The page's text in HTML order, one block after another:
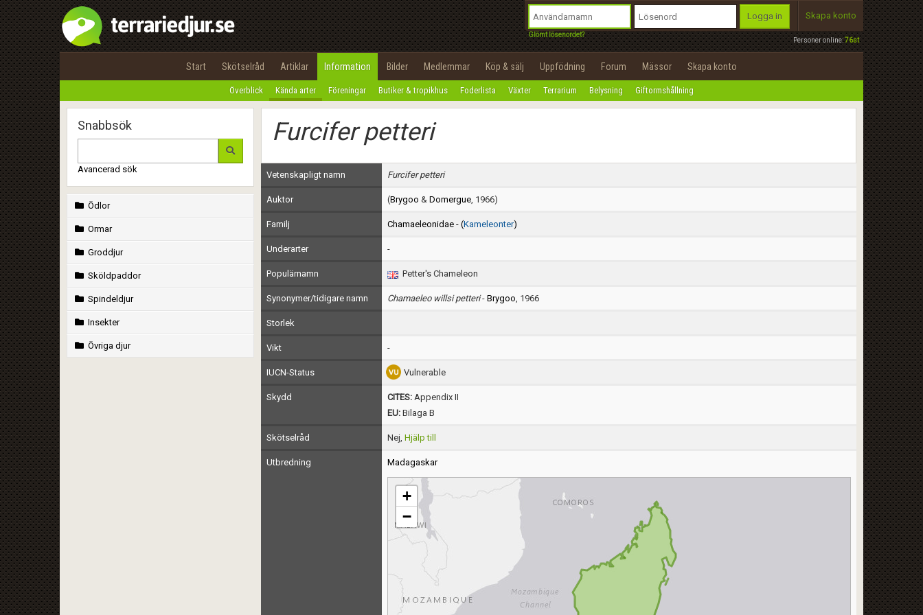
Personer online:76st
Logga in
Glömt lösenordet?
Skapa konto
Start Skötselråd Artiklar Information Bilder Medlemmar Köp & sälj Uppfödning Forum Mässor Skapa konto
Överblick Kända arter Föreningar Butiker & tropikhus Foderlista Växter Terrarium Belysning Giftormshållning
Snabbsök
Avancerad sök
Ödlor
Ormar
Groddjur
Sköldpaddor
Spindeldjur
Insekter
Övriga djur
Furcifer petteri
Vetenskapligt namn Furcifer petteri
Auktor (Brygoo & Domergue, 1966)
Familj Chamaeleonidae - (Kameleonter)
Underarter -
Populärnamn Petter's Chameleon
Synonymer/tidigare namn Chamaeleo willsi petteri- Brygoo, 1966
Storlek
Vikt -
IUCN-Status Vulnerable
Skydd CITES: Appendix II
EU:Bilaga B
Skötselråd Nej, Hjälp till
Utbredning Madagaskar
+
−
Utför
100%
OK
integritetspolicy
Namn:
Epost:
Användarnamn:
Lösenord:
Privacy Policy
Terms of Service
Begär nytt lösenord
Tillbaka till förstasidan